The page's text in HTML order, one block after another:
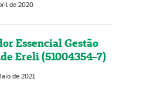
de 2020
Essencial Gestão
Ereli (51004354-7)
de 2021